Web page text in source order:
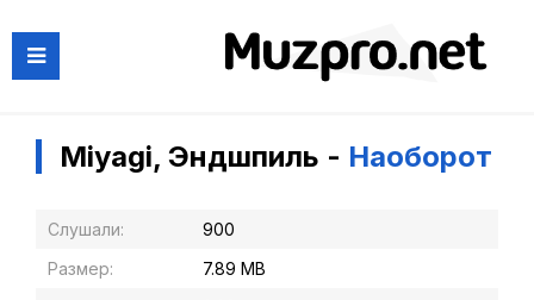
Miyagi, Эндшпиль - Наоборот
Слушали:
900
Размер:
7.89 MB